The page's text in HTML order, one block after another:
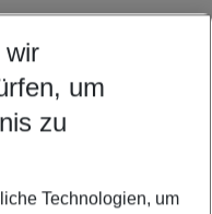
Wünschen
wir
um
zu
Technologien, um